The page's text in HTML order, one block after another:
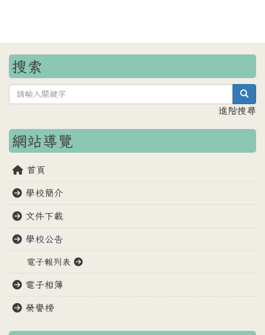
搜索
進階搜尋
網站導覽
首頁
學校簡介
文件下載
學校公告
電子報列表
電子相簿
榮譽榜